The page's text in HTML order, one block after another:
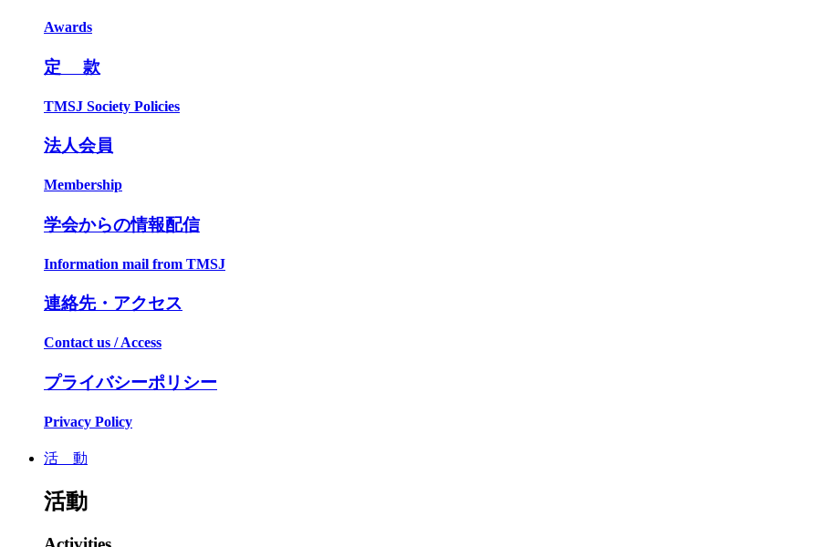
Awards
定 款
TMSJ Society Policies
法人会員
Membership
学会からの情報配信
Information mail from TMSJ
連絡先・アクセス
Contact us / Access
プライバシーポリシー
Privacy Policy
活 動
活動